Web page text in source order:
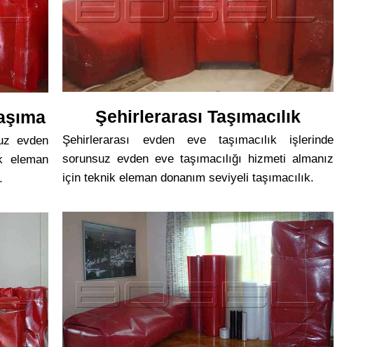
evden
eleman
Şehirlerarası Taşımacılık
Şehirlerarası evden eve taşımacılık işlerinde
sorunsuz evden eve taşımacılığı hizmeti almanız
için teknik eleman donanım seviyeli taşımacılık.